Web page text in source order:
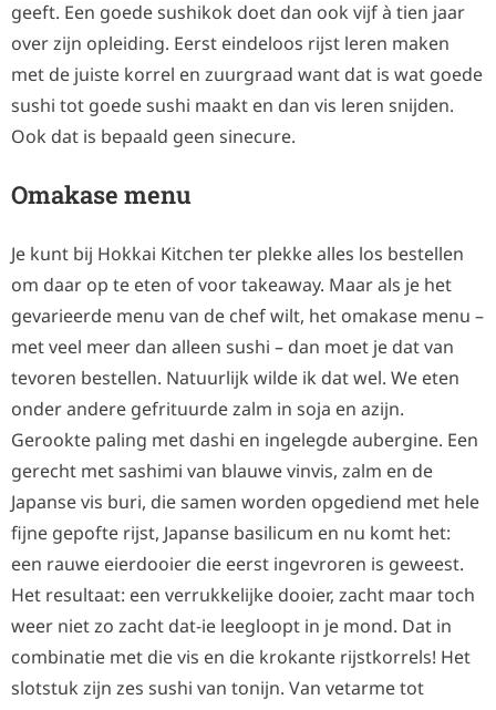
geeft. Een goede sushikok doet dan ook vijf à tien jaar
over zijn opleiding. Eerst eindeloos rijst leren maken
met de juiste korrel en zuurgraad want dat is wat goede
sushi tot goede sushi maakt en dan vis leren snijden.
Ook dat is bepaald geen sinecure.
Omakase menu
Je kunt bij Hokkai Kitchen ter plekke alles los bestellen
om daar op te eten of voor takeaway. Maar als je het
gevarieerde menu van de chef wilt, het omakase menu –
met veel meer dan alleen sushi – dan moet je dat van
tevoren bestellen. Natuurlijk wilde ik dat wel. We eten
onder andere gefrituurde zalm in soja en azijn.
Gerookte paling met dashi en ingelegde aubergine. Een
gerecht met sashimi van blauwe vinvis, zalm en de
Japanse vis buri, die samen worden opgediend met hele
fijne gepofte rijst, Japanse basilicum en nu komt het:
een rauwe eierdooier die eerst ingevroren is geweest.
Het resultaat: een verrukkelijke dooier, zacht maar toch
weer niet zo zacht dat-ie leegloopt in je mond. Dat in
combinatie met die vis en die krokante rijstkorrels! Het
slotstuk zijn zes sushi van tonijn. Van vetarme tot